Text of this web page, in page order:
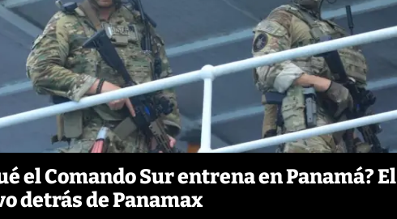
el Comando Sur entrena en Panamá? El
detrás de Panamax